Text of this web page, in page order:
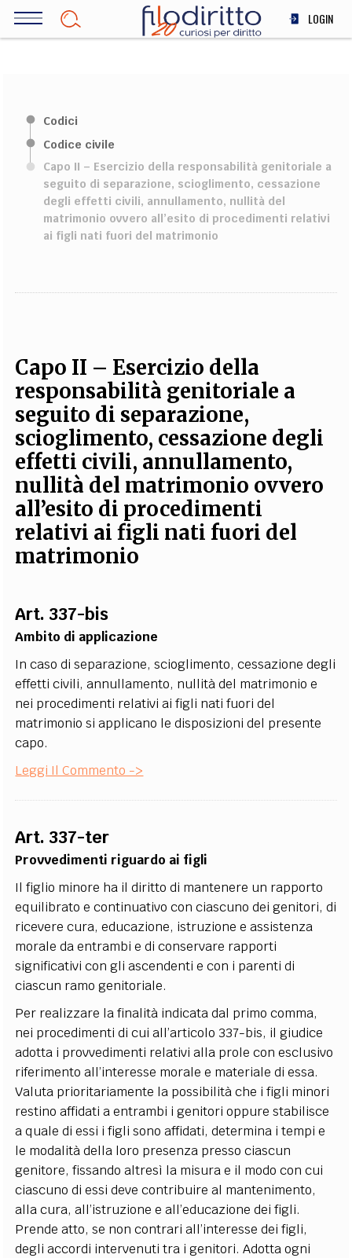
Salta
LOGIN
STORIA E FILOSOFIA
INNOVAZIONE
ALTRO
TEAM
EXTRA
CODICI RUBRICHE LIBRI PROCEEDINGS PUBBLICITÀ CONTATTI
SOCIAL MEDIA
Codici
Codice civile
Capo II – Esercizio della responsabilità genitoriale a
seguito di separazione, scioglimento, cessazione
degli effetti civili, annullamento, nullità del
matrimonio ovvero all’esito di procedimenti relativi
ai figli nati fuori del matrimonio
Capo II – Esercizio della
responsabilità genitoriale a
seguito di separazione,
scioglimento, cessazione degli
effetti civili, annullamento,
nullità del matrimonio ovvero
all’esito di procedimenti
relativi ai figli nati fuori del
matrimonio
Art. 337-bis
Ambito di applicazione
In caso di separazione, scioglimento, cessazione degli
effetti civili, annullamento, nullità del matrimonio e
nei procedimenti relativi ai figli nati fuori del
matrimonio si applicano le disposizioni del presente
capo.
Leggi Il Commento ->
Art. 337-ter
Provvedimenti riguardo ai figli
Il figlio minore ha il diritto di mantenere un rapporto
equilibrato e continuativo con ciascuno dei genitori, di
ricevere cura, educazione, istruzione e assistenza
morale da entrambi e di conservare rapporti
significativi con gli ascendenti e con i parenti di
ciascun ramo genitoriale.
Per realizzare la finalità indicata dal primo comma,
nei procedimenti di cui all’articolo 337-bis, il giudice
adotta i provvedimenti relativi alla prole con esclusivo
riferimento all’interesse morale e materiale di essa.
Valuta prioritariamente la possibilità che i figli minori
restino affidati a entrambi i genitori oppure stabilisce
a quale di essi i figli sono affidati, determina i tempi e
le modalità della loro presenza presso ciascun
genitore, fissando altresì la misura e il modo con cui
ciascuno di essi deve contribuire al mantenimento,
alla cura, all’istruzione e all’educazione dei figli.
Prende atto, se non contrari all’interesse dei figli,
degli accordi intervenuti tra i genitori. Adotta ogni